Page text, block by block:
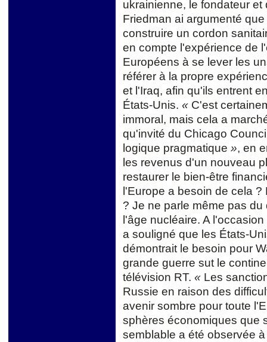
ukrainienne, le fondateur
Friedman ai argumenté
construire un cordon
en compte l'expérience de
Européens à se lever les
référer à la propre
et l'Iraq, afin qu'ils entrent
États-Unis. « C'est
immoral, mais cela a
qu'invité du Chicago
logique pragmatique », en
les revenus d'un nouveau
restaurer le bien-être
l'Europe a besoin de cela
? Je ne parle même pas
l'âge nucléaire. A
a souligné que les États-
démontrait le besoin pour
grande guerre sut le
télévision RT. « Les
Russie en raison des
avenir sombre pour toute
sphères économiques que
semblable a été observée